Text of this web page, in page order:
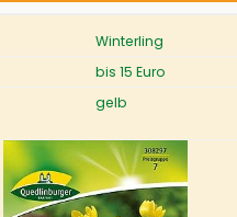
Winterling
bis 15 Euro
gelb